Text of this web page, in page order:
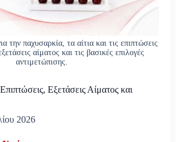
την παχυσαρκία, τα αίτια και τις επιπτώσεις
αίματος και τις βασικές επιλογές
αντιμετώπισης.
Εξετάσεις Αίματος και
2026